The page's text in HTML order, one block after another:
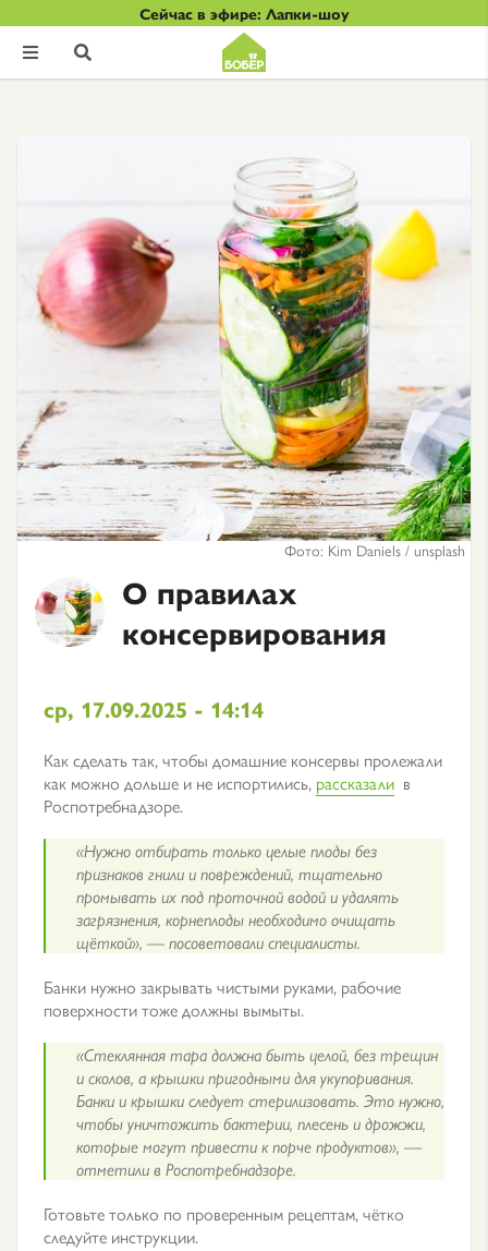
Сейчас в эфире: Лапки-шоу
 
Фото: Kim Daniels / unsplash
О правилах
консервирования
ср, 17.09.2025 - 14:14
Как сделать так, чтобы домашние консервы пролежали
как можно дольше и не испортились, рассказали в
Роспотребнадзоре.
«Нужно отбирать только целые плоды без
признаков гнили и повреждений, тщательно
промывать их под проточной водой и удалять
загрязнения, корнеплоды необходимо очищать
щёткой», — посоветовали специалисты.
Банки нужно закрывать чистыми руками, рабочие
поверхности тоже должны вымыты.
«Стеклянная тара должна быть целой, без трещин
и сколов, а крышки пригодными для укупоривания.
Банки и крышки следует стерилизовать. Это нужно,
чтобы уничтожить бактерии, плесень и дрожжи,
которые могут привести к порче продуктов», —
отметили в Роспотребнадзоре.
Готовьте только по проверенным рецептам, чётко
следуйте инструкции.